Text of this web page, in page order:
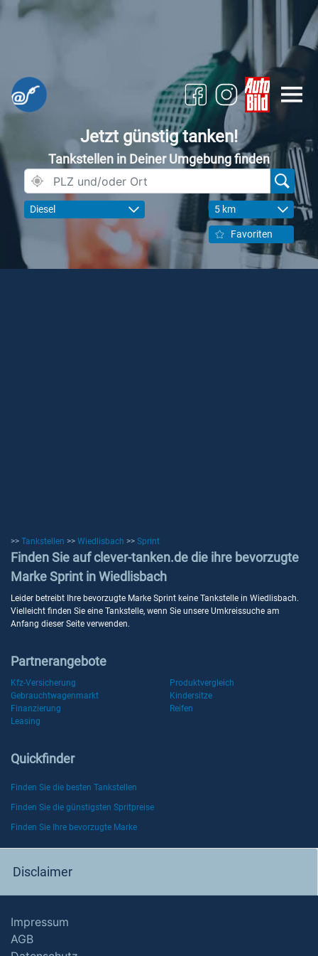
Jetzt günstig tanken!
Tankstellen in Deiner Umgebung finden
Diesel 5 km
Favoriten
>> Tankstellen >> Wiedlisbach >> Sprint
Finden Sie auf clever-tanken.de die ihre bevorzugte
Marke Sprint in Wiedlisbach
Leider betreibt Ihre bevorzugte Marke Sprint keine Tankstelle in Wiedlisbach.
Vielleicht finden Sie eine Tankstelle, wenn Sie unsere Umkreissuche am
Anfang dieser Seite verwenden.
Partnerangebote
Kfz-Versicherung
Produktvergleich
Gebrauchtwagenmarkt
Kindersitze
Finanzierung
Reifen
Leasing
Quickfinder
Finden Sie die besten Tankstellen
Finden Sie die günstigsten Spritpreise
Finden Sie Ihre bevorzugte Marke
Disclaimer
Impressum
AGB